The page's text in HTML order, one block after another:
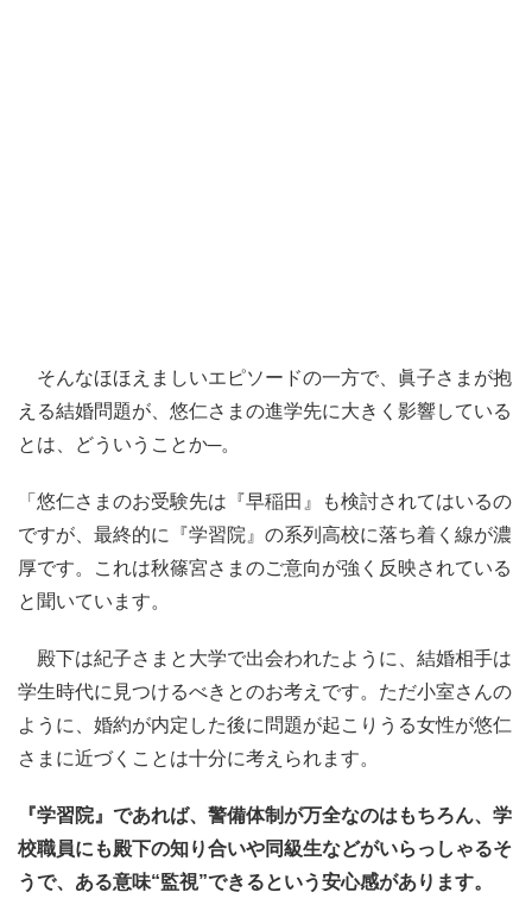
そんなほほえましいエピソードの一方で、眞子さまが抱
える結婚問題が、悠仁さまの進学先に大きく影響している
とは、どういうことか─。
「悠仁さまのお受験先は『早稲田』も検討されてはいるの
ですが、最終的に『学習院』の系列高校に落ち着く線が濃
厚です。これは秋篠宮さまのご意向が強く反映されている
と聞いています。
殿下は紀子さまと大学で出会われたように、結婚相手は
学生時代に見つけるべきとのお考えです。ただ小室さんの
ように、婚約が内定した後に問題が起こりうる女性が悠仁
さまに近づくことは十分に考えられます。
『学習院』であれば、警備体制が万全なのはもちろん、学
校職員にも殿下の知り合いや同級生などがいらっしゃるそ
うで、ある意味“監視”できるという安心感があります。